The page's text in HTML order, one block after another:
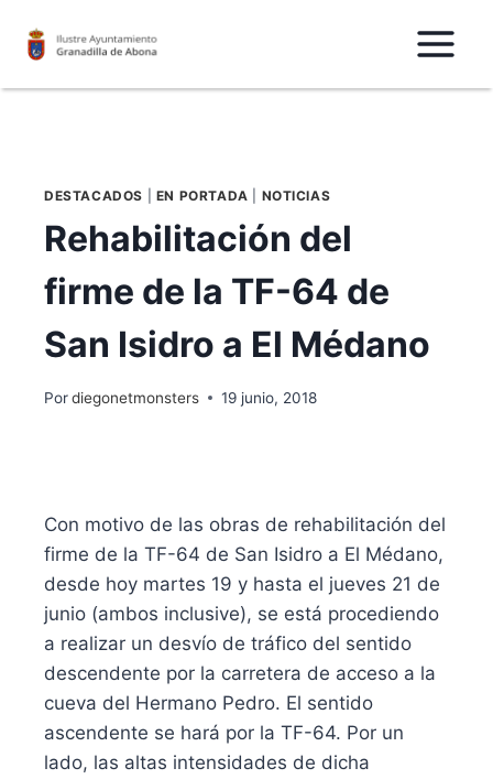
DESTACADOS EN PORTADA NOTICIAS
Rehabilitación del
firme de la TF-64 de
San Isidro a El Médano
Pordiegonetmonsters 19 junio, 2018
Con motivo de las obras de rehabilitación del
firme de la TF-64 de San Isidro a El Médano,
desde hoy martes 19 y hasta el jueves 21 de
junio (ambos inclusive), se está procediendo
a realizar un desvío de tráfico del sentido
descendente por la carretera de acceso a la
cueva del Hermano Pedro. El sentido
ascendente se hará por la TF-64. Por un
lado, las altas intensidades de dicha